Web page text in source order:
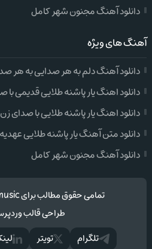
دانلود آهنگ مجنون شهر کامل
آهنگ های ویژه
دانلود آهنگ دلم به هر صدایی به هر
دانلود اهنگ یار پاشنه طلایی قدیمی با
دانلود اهنگ یار پاشنه طلایی با صدای
دانلود متن آهنگ یار پاشنه طلایی عهدیه
دانلود آهنگ مجنون شهر کامل
تمامی حقوق مطالب برای apamusic محفوظ است
طراحی قالب
تويتر تلگرام